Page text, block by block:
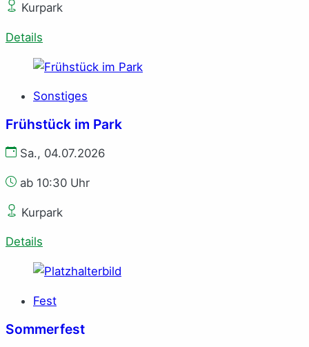
Kurpark
Details
Sonstiges
Frühstück im Park
Sa., 04.07.2026
ab 10:30 Uhr
Kurpark
Details
Fest
Sommerfest